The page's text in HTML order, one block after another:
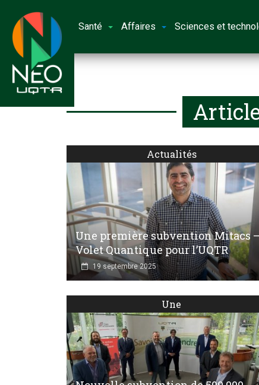
Santé Affaires Sciences et
Actualités
Une première subvention Mitacs –
Volet Quantique pour l’UQTR
19 septembre 2025
Une